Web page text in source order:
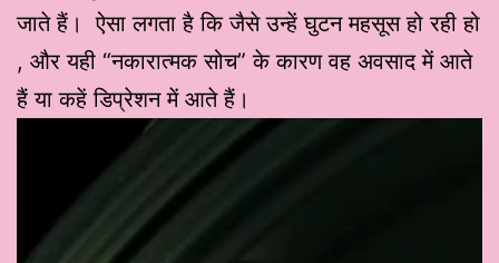
जाते हैं। ऐसा लगता है कि जैसे उन्हें घुटन महसूस हो रही हो
, और यही “नकारात्मक सोच” के कारण वह अवसाद में आते
हैं या कहें डिप्रेशन में आते हैं।